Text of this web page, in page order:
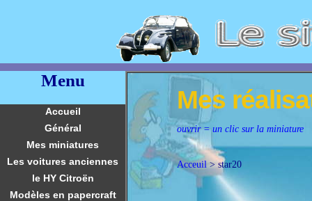
Menu
Accueil
Général
Mes miniatures
Les voitures anciennes
le HY Citroën
Modèles en papercraft
Mes
ouvrir = un clic sur la miniature
Acceuil> star20